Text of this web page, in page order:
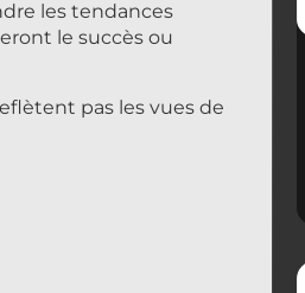
les tendances
le succès ou
pas les vues de